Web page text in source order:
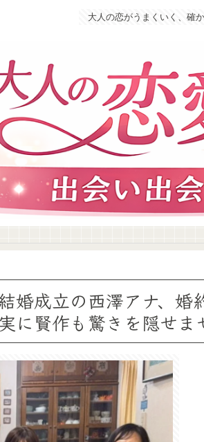
大人の恋がうまくいく、確か
婚成立の西澤アナ、婚
に賢作も驚きを隠せま